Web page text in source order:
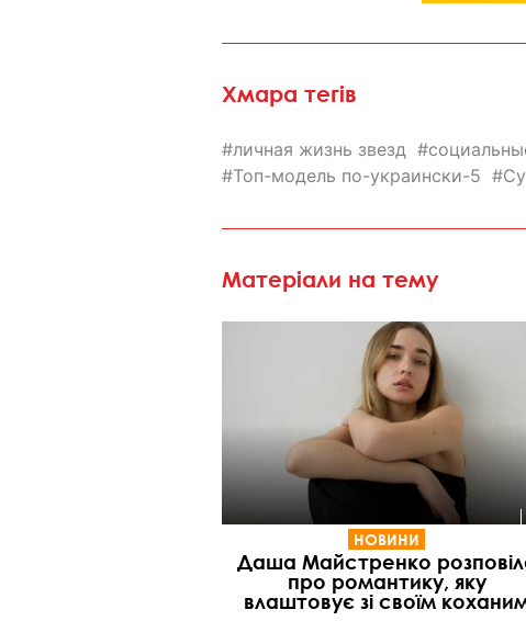
Хмара тегів
личная жизнь звезд
Топ-модель по-украински-5
Матеріали на тему
НОВИНИ
Даша Майстренко
про романтику, яку
влаштовує зі своїм